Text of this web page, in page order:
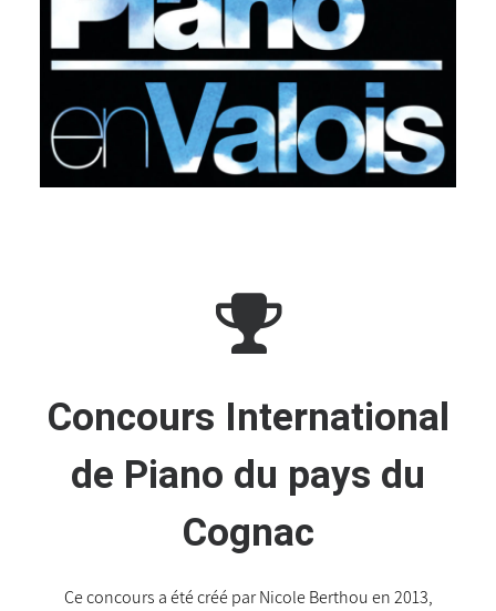
Concours International
de Piano du pays du
Cognac
Ce concours a été créé par Nicole Berthou en 2013,